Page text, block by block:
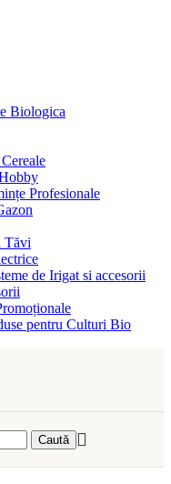
Biologica
Profesionale
Tăvi
de Irigat si accesorii
pentru Culturi Bio
Caută